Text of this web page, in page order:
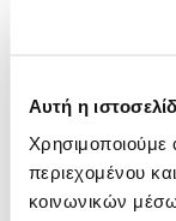
Αυτή η
Χρησιμοποιούμε
περιεχομένου
κοινωνικών
Πορεία
υπόθεσης